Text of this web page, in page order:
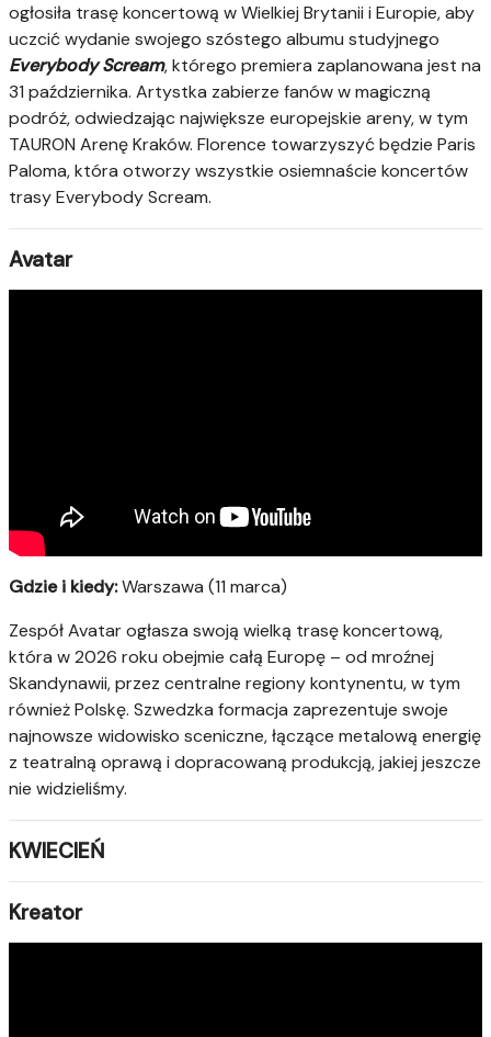
ogłosiła trasę koncertową w Wielkiej Brytanii i Europie, aby
uczcić wydanie swojego szóstego albumu studyjnego
Everybody Scream, którego premiera zaplanowana jest na
31 października. Artystka zabierze fanów w magiczną
podróż, odwiedzając największe europejskie areny, w tym
TAURON Arenę Kraków. Florence towarzyszyć będzie Paris
Paloma, która otworzy wszystkie osiemnaście koncertów
trasy Everybody Scream.
Avatar
Gdzie i kiedy:Warszawa (11 marca)
Zespół Avatar ogłasza swoją wielką trasę koncertową,
która w 2026 roku obejmie całą Europę – od mroźnej
Skandynawii, przez centralne regiony kontynentu, w tym
również Polskę. Szwedzka formacja zaprezentuje swoje
najnowsze widowisko sceniczne, łączące metalową energię
z teatralną oprawą i dopracowaną produkcją, jakiej jeszcze
nie widzieliśmy.
KWIECIEŃ
Kreator